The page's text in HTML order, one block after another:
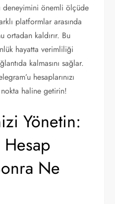
deneyimini önemli ölçüde
platformlar arasında
ortadan kaldırır. Bu
hayatta verimliliği
kalmasını sağlar.
hesaplarınızı
haline getirin!
Yönetin:
Hesap
Ne